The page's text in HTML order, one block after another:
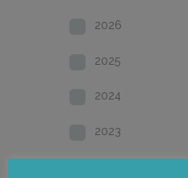
2026
2025
2024
2023